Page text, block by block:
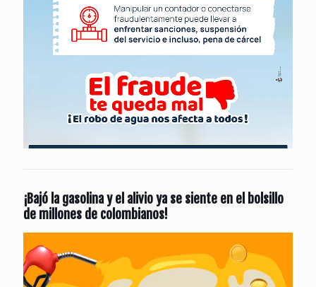
¡Bajó la gasolina y el alivio ya se siente en el bolsillo
de millones de colombianos!
de
vídeo